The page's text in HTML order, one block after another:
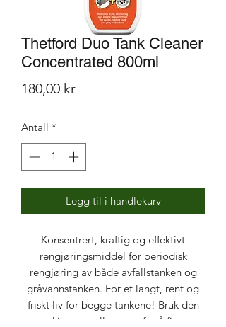
Thetford Duo Tank Cleaner
Concentrated 800ml
180,00 krPris
Antall *
Legg til i handlekurv
Konsentrert, kraftig og effektivt
rengjøringsmiddel for periodisk
rengjøring av både avfallstanken og
gråvannstanken. For et langt, rent og
friskt liv for begge tankene! Bruk den
med jevne mellomrom for å fjerne